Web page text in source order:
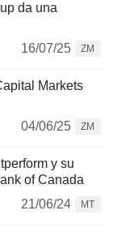
da una
16/07/25
ZM
Markets
04/06/25
ZM
y su
of Canada
21/06/24
MT